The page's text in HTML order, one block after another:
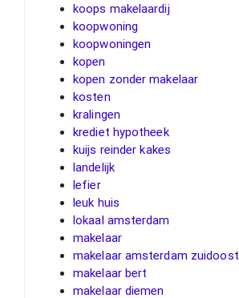
koops makelaardij
koopwoning
koopwoningen
kopen
kopen zonder makelaar
kosten
kralingen
krediet hypotheek
kuijs reinder kakes
landelijk
lefier
leuk huis
lokaal amsterdam
makelaar
makelaar amsterdam zuidoost
makelaar bert
makelaar diemen